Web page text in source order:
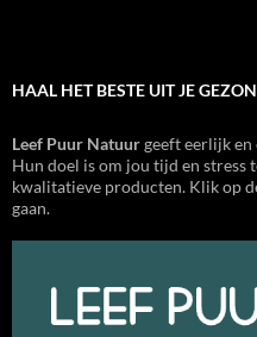
HAAL HET BESTE UIT JE
Leef Puur Natuurgeeft eerlijk en
Hun doel is om jou tijd en stress
kwalitatieve producten. Klik op
gaan.